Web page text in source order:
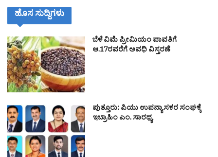
ಹೊಸ ಸುದ್ದಿಗಳು
ಬೆಳೆ ವಿಮೆ ಪ್ರೀಮಿಯಂ ಪಾವತಿಗೆ
ಆ.17ರವರೆಗೆ ಅವಧಿ ವಿಸ್ತರಣೆ
ಪುತ್ತೂರು: ಪಿಯು ಉಪನ್ಯಾಸಕರ ಸಂಘಕ್ಕೆ
ಇಬ್ರಾಹಿಂ ಎಂ. ಸಾರಥ್ಯ